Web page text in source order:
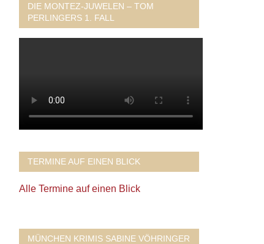
DIE MONTEZ-JUWELEN – TOM
PERLINGERS 1. FALL
TERMINE AUF EINEN BLICK
Alle Termine auf einen Blick
MÜNCHEN KRIMIS SABINE VÖHRINGER